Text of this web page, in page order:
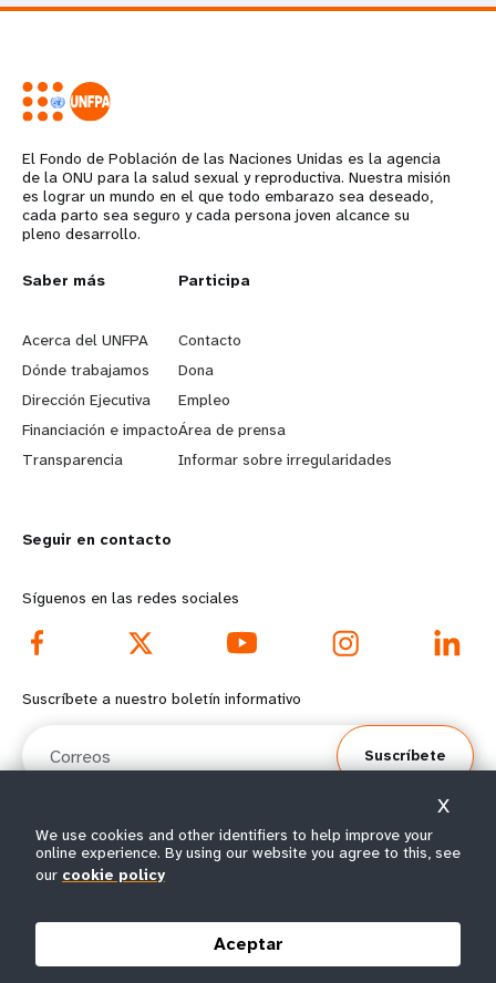
El Fondo de Población de las Naciones Unidas es la agencia
de la ONU para la salud sexual y reproductiva. Nuestra misión
es lograr un mundo en el que todo embarazo sea deseado,
cada parto sea seguro y cada persona joven alcance su
pleno desarrollo.
L
e
a
r
n
o
r
e
f
o
t
e
m
Saber más
Acerca del UNFPA
Dónde trabajamos
Dirección Ejecutiva
Financiación e impacto
Transparencia
G
o
b
e
y
d
o
t
e
r
m
e
Participa
Contacto
Dona
Empleo
Área de prensa
Informar sobre irregularidades
Seguir en contacto
Síguenos en las redes sociales
Suscríbete a nuestro boletín informativo
Suscríbete
© Todos los derechos reservados 2026.
We use cookies and other identifiers to help improve your
online experience. By using our website you agree to this, see
our cookie policy
Aceptar
X